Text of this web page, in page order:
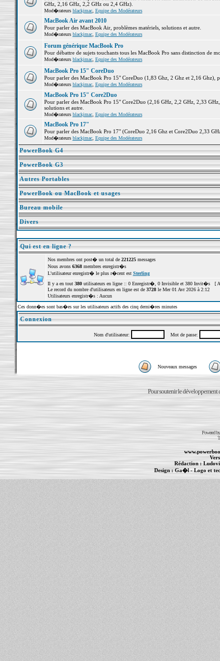
GHz, 2,16 GHz, 2,2 GHz ou 2,4 GHz).
Mod�rateurs blackjmac, Equipe des Modérateurs
MacBook Air avant 2010
Pour parler des MacBook Air, problèmes matériels, solutions et autre.
Mod�rateurs blackjmac, Equipe des Modérateurs
Forum générique MacBook Pro
Pour débattre de sujets touchants tous les MacBook Pro sans distinction de
Mod�rateurs blackjmac, Equipe des Modérateurs
MacBook Pro 15" CoreDuo
Pour parler des MacBook Pro 15" CoreDuo (1,83 Ghz, 2 Ghz et 2,16 Ghz),
Mod�rateurs blackjmac, Equipe des Modérateurs
MacBook Pro 15" Core2Duo
Pour parler des MacBook Pro 15" Core2Duo (2,16 GHz, 2,2 GHz, 2,33
solutions et autre.
Mod�rateurs blackjmac, Equipe des Modérateurs
MacBook Pro 17"
Pour parler des MacBook Pro 17" (CoreDuo 2,16 Ghz et Core2Duo 2,33
Mod�rateurs blackjmac, Equipe des Modérateurs
PowerBook G4
PowerBook G3
Autres Portables
PowerBook ou MacBook et usages
Bureau mobile
Divers
Qui est en ligne ?
Nos membres ont post� un total de 221225messages
Nous avons 6368membres enregistr�s
L'utilisateur enregistr� le plus r�cent est Sterling
Il y a en tout 380utilisateurs en ligne :: 0 Enregistr�, 0 Invisible et 380 Invit�s [
Le record du nombre d'utilisateurs en ligne est de 3728le Mer 01 Avr 2026 à 2:12
Utilisateurs enregistr�s : Aucun
Ces donn�es sont bas�es sur les utilisateurs actifs des cinq derni�res minutes
Connexion
Nom d'utilisateur: Mot de passe:
Nouveaux messages
Pour soutenir le développement
Powered
Rédaction :
Design : Ga�l- Logo et
- MacBook Pro-